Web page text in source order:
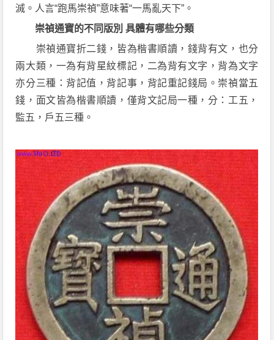
滅。人言“跑馬崇禎”意味著“一馬亂天下”。
崇禎通寶的不同版別 具體有哪些分類
崇禎通寶折二錢，皆為楷書順讀，錢背有文，也分
兩大類，一為有背星紋標記，二為背有文字，背為文字
亦分三種：背記值，背記事，背記重記錢局。崇禎當五
錢，面文皆為楷書順讀，僅背文記局一種，分：工五，
監五，戶五三種。